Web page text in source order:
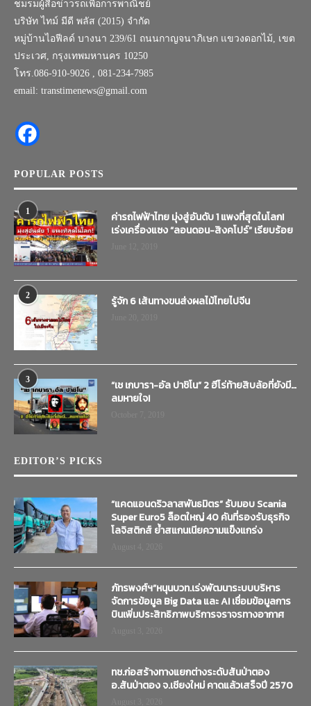
ชมรมผู้สื่อข่าวรถเพื่อการพาณิชย์
บริษัท ไทม์ มีดี พลัส (2015) จำกัด
หมู่บ้านไอฟีลด์ บางนา 239/61 ถนนกาญจนาภิเษก แขวงดอกไม้, เขต
ประเวศ, กรุงเทพมหานคร 10250
โทร.086-910-9026 , 081-234-7985
email: transtimenews@gmail.com
POPULAR POSTS
1
ค่ารถไฟฟ้าไทย มุ่งสู่อันดับ 1 แพงที่สุดในโลก!
เร่งเครื่องแซง “ลอนดอน-สิงคโปร์” เรียบร้อย
2 รู้จัก 6 เส้นทางขนส่งผลไม้ไทยไปจีน
3
“เช เกบารา-อัล ปาชิโน” 2 ฮีโร่ท้ายสิบล้อที่ยังมี…
ลมหายใจ!
EDITOR’S PICKS
“แคดแอนดริวลาสพันธมิตร” รับมอบ Scania
Super Euro5 ล็อตใหญ่ 40 คันที่รองรับธุรกิจ
โลจิสติกส์ ย้ำสแกนเนียความแข็งแกร่ง
ภัทรพงศ์ฯ”หนุนบวท.เร่งพัฒนาระบบบริหาร
จัดการข้อมูล Big Data และ AI เชื่อมข้อมูลการ
บินเพิ่มประสิทธิภาพบริการจราจรทางอากาศ
ทช.ก่อสร้างทางแยกต่างระดับสันป่าตอง
อ.สันป่าตอง จ.เชียงใหม่ คาดแล้วเสร็จปี 2570